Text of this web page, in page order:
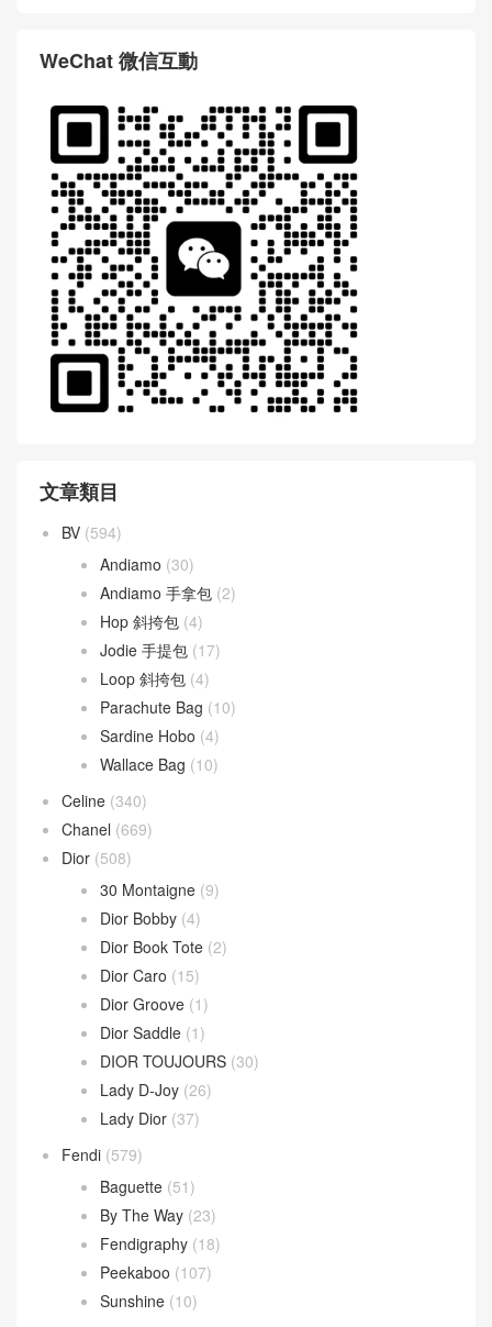
Andiamo
Andiamo 手拿包
Hop 斜挎包(4)
Jodie 手提包(17)
Loop 斜挎包(4)
Parachute Bag(10)
Sardine Hobo(4)
Wallace Bag(10)
Chanel (669)
Dior(508)
30 Montaigne
Dior Bobby(4)
Dior Book Tote
Dior Caro(15)
Dior Groove (1)
Dior Saddle(1)
DIOR TOUJOURS
Lady D-Joy(26)
Lady Dior(37)
Baguette
By The Way (23)
Fendigraphy (18)
Peekaboo(107)
Sunshine(10)